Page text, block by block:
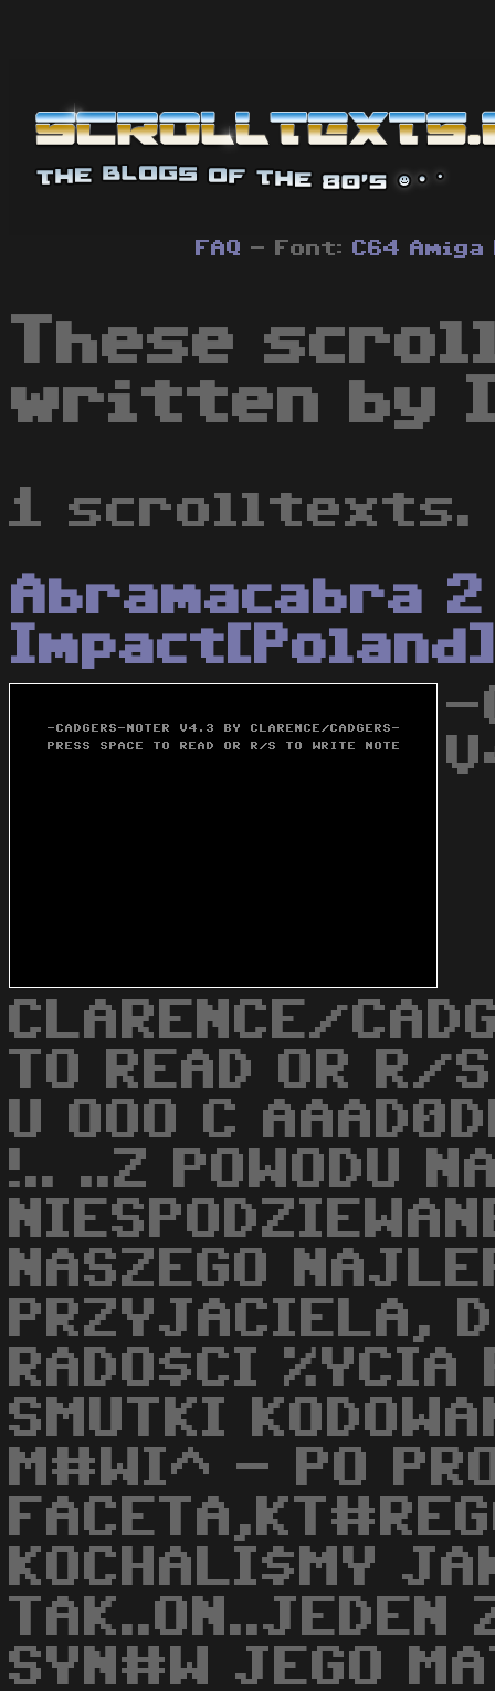
FAQ - Font: C64 Amiga
These
written by
1 scrolltexts.
Abramacabra 2
-
CLARENCE/
TO READ OR R/
U OOO C
!.. ..Z POWODU
NASZEGO
PRZYJACIELA,
RADO$CI
SMUTKI
M#WI^ - PO
KOCHALI$MY
SYN#W JEGO